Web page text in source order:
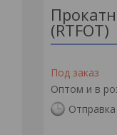
(RTFOT)
Под заказ
Оптом и в